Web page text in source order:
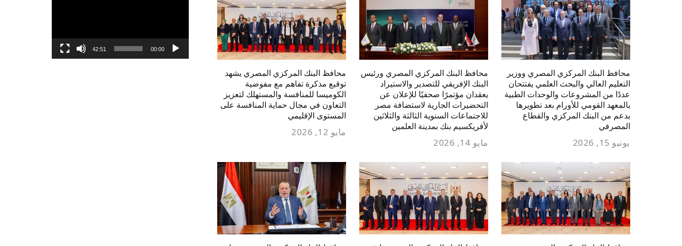
محافظ البنك المركزي المصري ووزير
التعليم العالي والبحث العلمي يفتتحان
عددًا من المشروعات والوحدات الطبية
بالمعهد القومي للأورام بعد تطويرها
بدعم من البنك المركزي والقطاع
المصرفي
يونيو 15, 2026
محافظ البنك المركزي المصري ورئيس
البنك الإفريقي للتصدير والاستيراد
يعقدان مؤتمرًا صحفيًا للإعلان عن
التحضيرات الجارية لاستضافة مصر
للاجتماعات السنوية الثالثة والثلاثين
لأفريكسيم بنك بمدينة العلمين
مايو 14, 2026
محافظ البنك المركزي المصري يشهد
توقيع مذكرة تفاهم مع مفوضية
الكوميسا للمنافسة والمستهلك لتعزيز
التعاون في مجال حماية المنافسة على
المستوى الإقليمي
مايو 12, 2026
00:00
42:51